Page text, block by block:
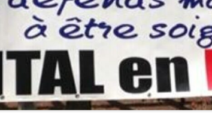
14ÈME CONGRÈS FICHE DE
RENSEIGNEMENTS
14ÈME CONGRÈS INVITATION
RAPPORT D’ACTIVITÉ